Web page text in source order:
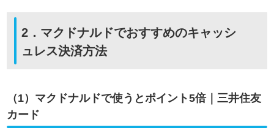
2．マクドナルドでおすすめのキャッシ
ュレス決済方法
（1）マクドナルドで使うとポイント5倍｜三井住友
カード